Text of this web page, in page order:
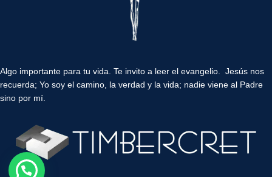
Algo importante para tu vida. Te invito a leer el evangelio. Jesús nos
recuerda; Yo soy el camino, la verdad y la vida; nadie viene al Padre
sino por mí.